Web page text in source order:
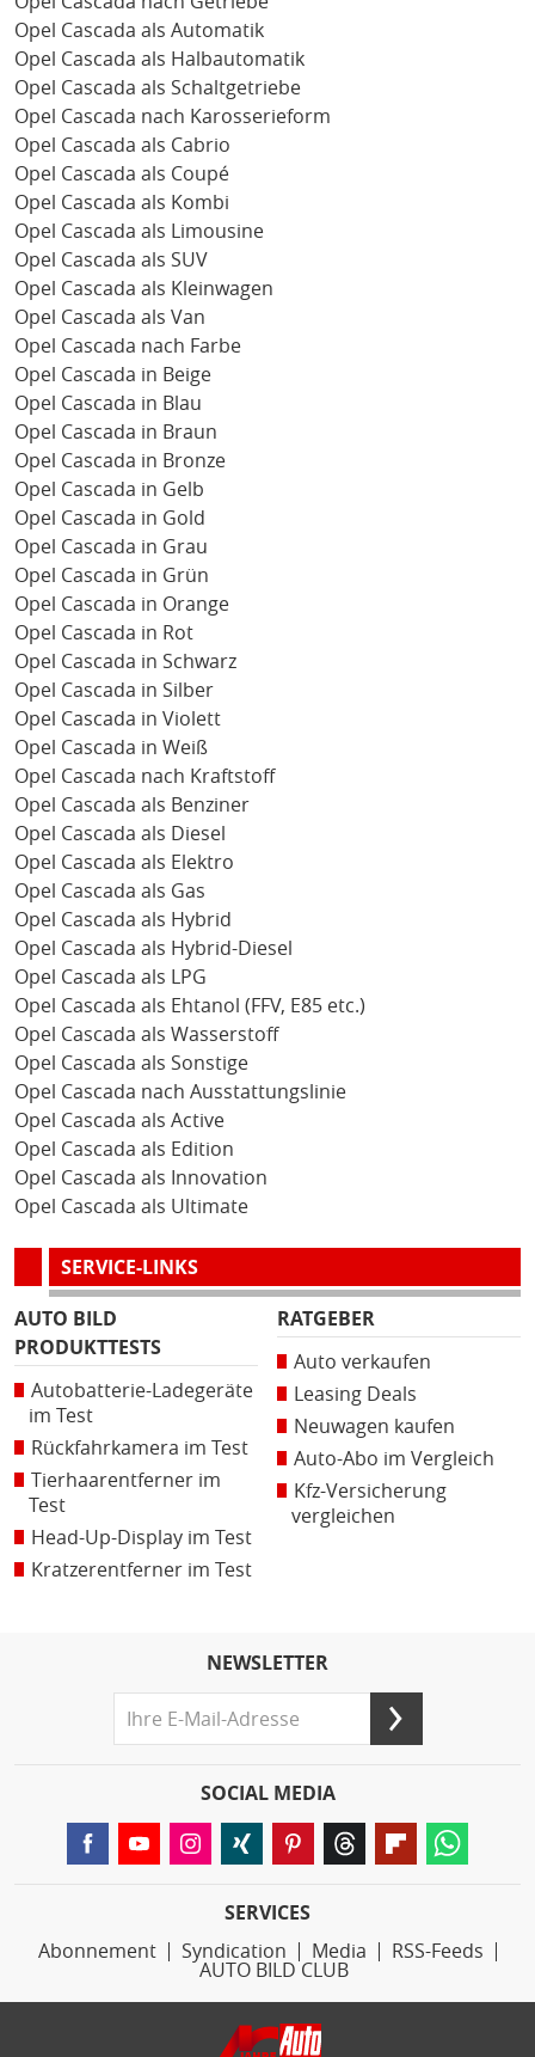
Opel Cascada als Automatik
Opel Cascada als Halbautomatik
Opel Cascada als Schaltgetriebe
Opel Cascada nach Karosserieform
Opel Cascada als Cabrio
Opel Cascada als Coupé
Opel Cascada als Kombi
Opel Cascada als Limousine
Opel Cascada als SUV
Opel Cascada als Kleinwagen
Opel Cascada als Van
Opel Cascada nach Farbe
Opel Cascada in Beige
Opel Cascada in Blau
Opel Cascada in Braun
Opel Cascada in Bronze
Opel Cascada in Gelb
Opel Cascada in Gold
Opel Cascada in Grau
Opel Cascada in Grün
Opel Cascada in Orange
Opel Cascada in Rot
Opel Cascada in Schwarz
Opel Cascada in Silber
Opel Cascada in Violett
Opel Cascada in Weiß
Opel Cascada nach Kraftstoff
Opel Cascada als Benziner
Opel Cascada als Diesel
Opel Cascada als Elektro
Opel Cascada als Gas
Opel Cascada als Hybrid
Opel Cascada als Hybrid-Diesel
Opel Cascada als LPG
Opel Cascada als Ehtanol (FFV, E85 etc.)
Opel Cascada als Wasserstoff
Opel Cascada als Sonstige
Opel Cascada nach Ausstattungslinie
Opel Cascada als Active
Opel Cascada als Edition
Opel Cascada als Innovation
Opel Cascada als Ultimate
SERVICE-LINKS
AUTO BILD
PRODUKTTESTS
Autobatterie-Ladegeräte
im Test
Rückfahrkamera im Test
Tierhaarentferner im
Test
Head-Up-Display im Test
Kratzerentferner im Test
RATGEBER
Auto verkaufen
Leasing Deals
Neuwagen kaufen
Auto-Abo im Vergleich
Kfz-Versicherung
vergleichen
NEWSLETTER
SOCIAL MEDIA
SERVICES
Abonnement
Syndication Media
RSS-Feeds
AUTO BILD CLUB